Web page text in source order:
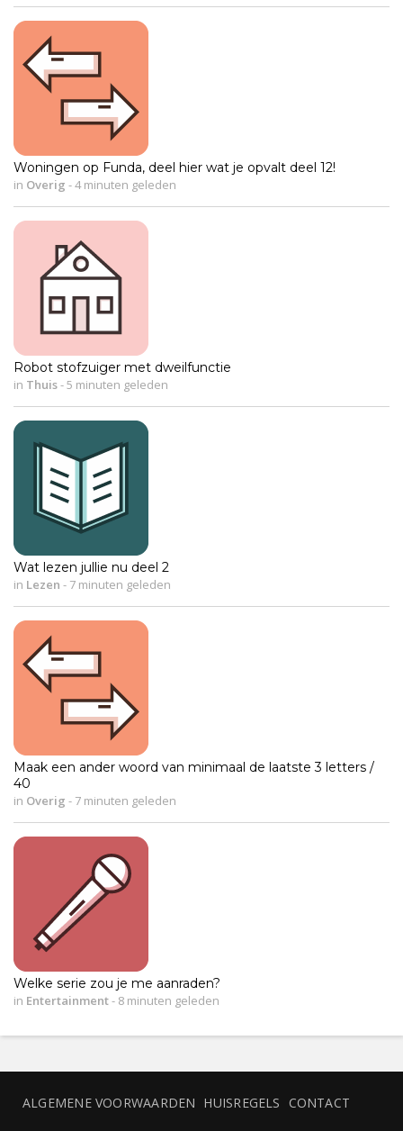
Woningen op Funda, deel hier wat je opvalt deel 12!
in Overig -4 minuten geleden
Robot stofzuiger met dweilfunctie
in Thuis-5 minuten geleden
Wat lezen jullie nu deel 2
in Lezen - 7 minuten geleden
Maak een ander woord van minimaal de laatste 3 letters /
40
in Overig - 7 minuten geleden
Welke serie zou je me aanraden?
in Entertainment- 8 minuten geleden
ALGEMENE VOORWAARDEN HUISREGELS CONTACT